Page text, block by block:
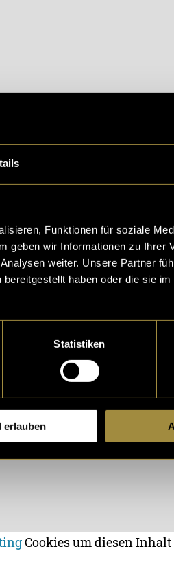
Funktionen für soziale
geben wir Informationen zu Ihrer
weiter. Unsere Partner
haben oder die sie
Statistiken
erlauben
Cookies um diesen Inhalt